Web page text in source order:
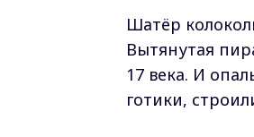
Шатёр
Вытянутая
17 века. И
готики,